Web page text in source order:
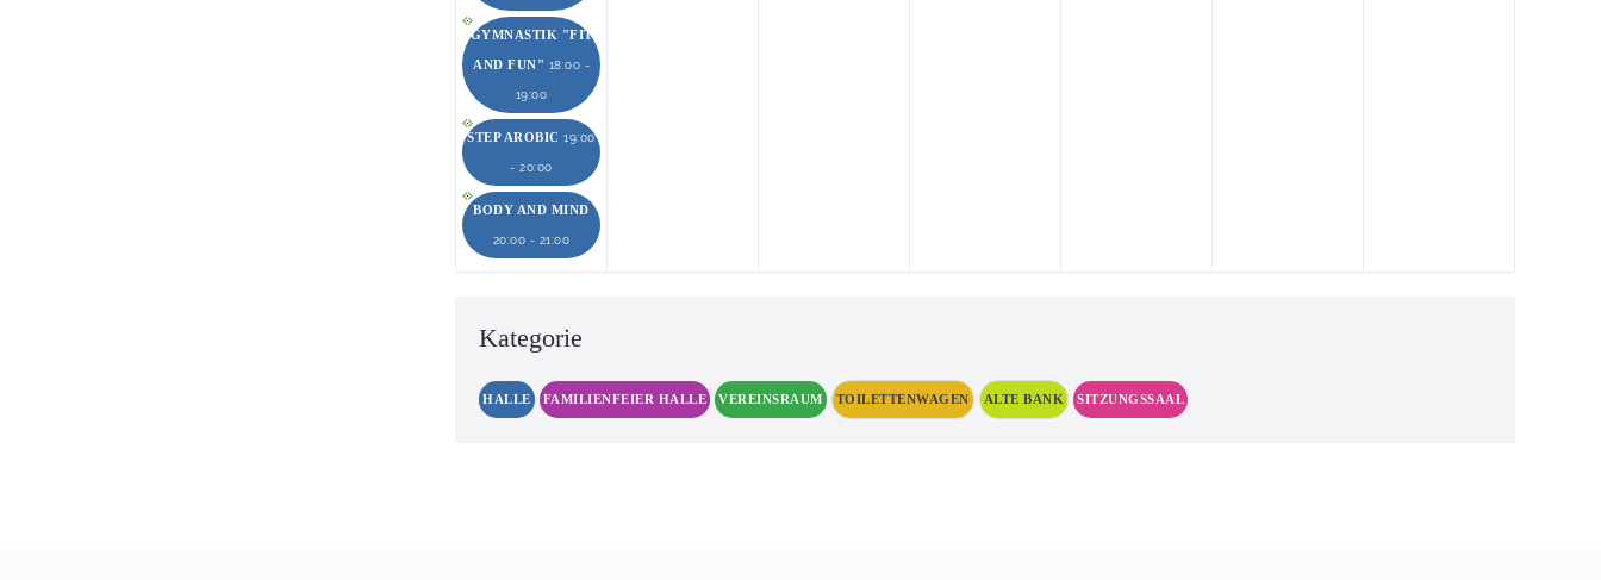
GYMNASTIK "FIT
AND FUN" 18:00 -
19:00
STEP AROBIC19:00
- 20:00
BODY AND MIND
20:00 - 21:00
Kategorie
HALLE FAMILIENFEIER HALLE VEREINSRAUM TOILETTENWAGEN ALTE BANK SITZUNGSSAAL